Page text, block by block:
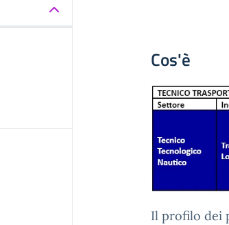
Cos'è
Il profilo dei